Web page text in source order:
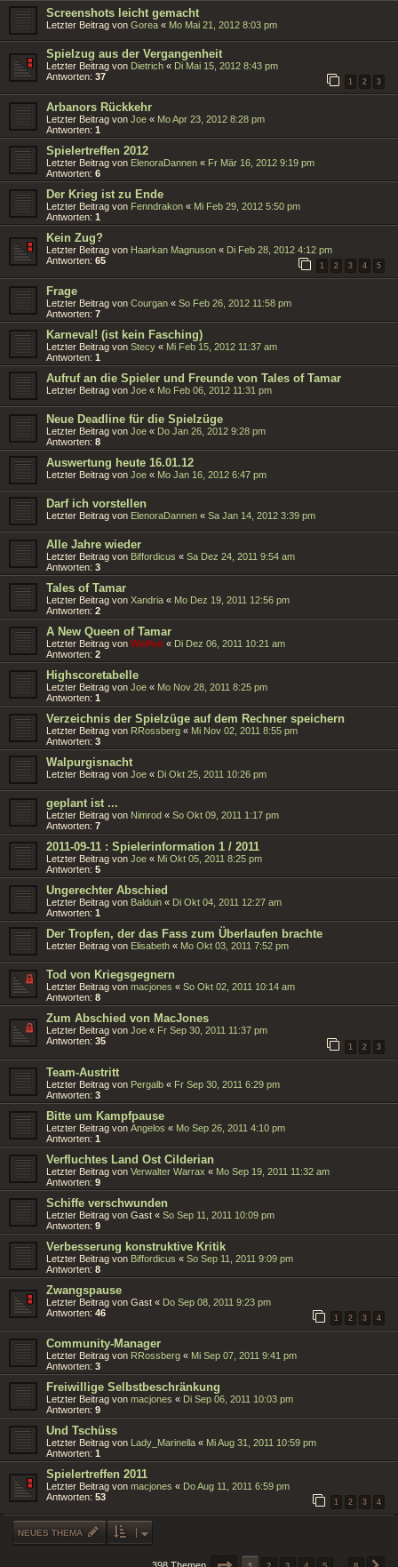
Screenshots leicht gemacht
Letzter Beitrag von Gorea « Mo Mai 21, 2012 8:03 pm
Spielzug aus der Vergangenheit
Letzter Beitrag von Dietrich « Di Mai 15, 2012 8:43 pm
Antworten: 37
1 2 3
Arbanors Rückkehr
Letzter Beitrag von Joe « Mo Apr 23, 2012 8:28 pm
Antworten: 1
Spielertreffen 2012
Letzter Beitrag von ElenoraDannen « Fr Mär 16, 2012 9:19 pm
Antworten: 6
Der Krieg ist zu Ende
Letzter Beitrag von Fenndrakon « Mi Feb 29, 2012 5:50 pm
Antworten: 1
Kein Zug?
Letzter Beitrag von Haarkan Magnuson « Di Feb 28, 2012 4:12 pm
Antworten: 65
1 2 3 4 5
Frage
Letzter Beitrag von Courgan « So Feb 26, 2012 11:58 pm
Antworten: 7
Karneval! (ist kein Fasching)
Letzter Beitrag von Stecy « Mi Feb 15, 2012 11:37 am
Antworten: 1
Aufruf an die Spieler und Freunde von Tales of Tamar
Letzter Beitrag von Joe « Mo Feb 06, 2012 11:31 pm
Neue Deadline für die Spielzüge
Letzter Beitrag von Joe « Do Jan 26, 2012 9:28 pm
Antworten: 8
Auswertung heute 16.01.12
Letzter Beitrag von Joe « Mo Jan 16, 2012 6:47 pm
Darf ich vorstellen
Letzter Beitrag von ElenoraDannen « Sa Jan 14, 2012 3:39 pm
Alle Jahre wieder
Letzter Beitrag von Biffordicus « Sa Dez 24, 2011 9:54 am
Antworten: 3
Tales of Tamar
Letzter Beitrag von Xandria « Mo Dez 19, 2011 12:56 pm
Antworten: 2
A New Queen of Tamar
Letzter Beitrag von Wolfen « Di Dez 06, 2011 10:21 am
Antworten: 2
Highscoretabelle
Letzter Beitrag von Joe « Mo Nov 28, 2011 8:25 pm
Antworten: 1
Verzeichnis der Spielzüge auf dem Rechner speichern
Letzter Beitrag von RRossberg « Mi Nov 02, 2011 8:55 pm
Antworten: 3
Walpurgisnacht
Letzter Beitrag von Joe « Di Okt 25, 2011 10:26 pm
geplant ist ...
Letzter Beitrag von Nimrod « So Okt 09, 2011 1:17 pm
Antworten: 7
2011-09-11 : Spielerinformation 1 / 2011
Letzter Beitrag von Joe « Mi Okt 05, 2011 8:25 pm
Antworten: 5
Ungerechter Abschied
Letzter Beitrag von Balduin « Di Okt 04, 2011 12:27 am
Antworten: 1
Der Tropfen, der das Fass zum Überlaufen brachte
Letzter Beitrag von Elisabeth « Mo Okt 03, 2011 7:52 pm
Tod von Kriegsgegnern
Letzter Beitrag von macjones « So Okt 02, 2011 10:14 am
Antworten: 8
Zum Abschied von MacJones
Letzter Beitrag von Joe « Fr Sep 30, 2011 11:37 pm
Antworten: 35
1 2 3
Team-Austritt
Letzter Beitrag von Pergalb « Fr Sep 30, 2011 6:29 pm
Antworten: 3
Bitte um Kampfpause
Letzter Beitrag von Angelos « Mo Sep 26, 2011 4:10 pm
Antworten: 1
Verfluchtes Land Ost Cilderian
Letzter Beitrag von Verwalter Warrax « Mo Sep 19, 2011 11:32 am
Antworten: 9
Schiffe verschwunden
Letzter Beitrag von Gast « So Sep 11, 2011 10:09 pm
Antworten: 9
Verbesserung konstruktive Kritik
Letzter Beitrag von Biffordicus « So Sep 11, 2011 9:09 pm
Antworten: 8
Zwangspause
Letzter Beitrag von Gast « Do Sep 08, 2011 9:23 pm
Antworten: 46
1 2 3 4
Community-Manager
Letzter Beitrag von RRossberg « Mi Sep 07, 2011 9:41 pm
Antworten: 3
Freiwillige Selbstbeschränkung
Letzter Beitrag von macjones « Di Sep 06, 2011 10:03 pm
Antworten: 9
Und Tschüss
Letzter Beitrag von Lady_Marinella « Mi Aug 31, 2011 10:59 pm
Antworten: 1
Spielertreffen 2011
Letzter Beitrag von macjones « Do Aug 11, 2011 6:59 pm
Antworten: 53
1 2 3 4
NEUES THEMA
SEITE 1VON